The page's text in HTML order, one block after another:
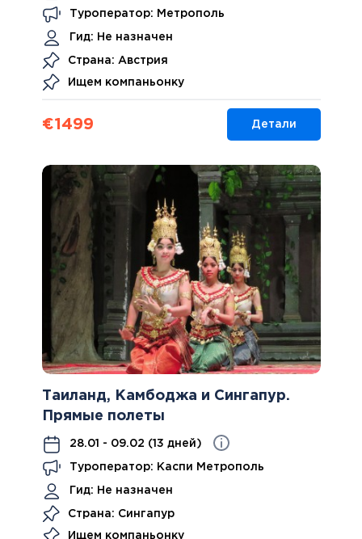
Туроператор: Метрополь
Гид: Не назначен
Страна: Австрия
Ищем компаньонку
€1499 Детали
Таиланд, Камбоджа и Сингапур.
Прямые полеты
28.01 - 09.02 (13 дней)
Туроператор: Каспи Метрополь
Гид: Не назначен
Страна: Сингапур
Ищем компаньонку